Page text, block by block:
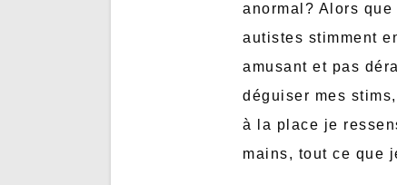
anormal? Alors
autistes stimment
amusant et pas
déguiser mes
à la place je
mains, tout ce que